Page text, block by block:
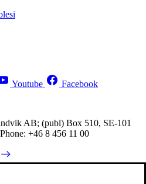
Youtube Facebook
AB; (publ) Box 510, SE-101
+46 8 456 11 00